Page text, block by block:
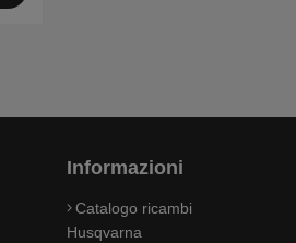
Informazioni
Catalogo ricambi
Husqvarna